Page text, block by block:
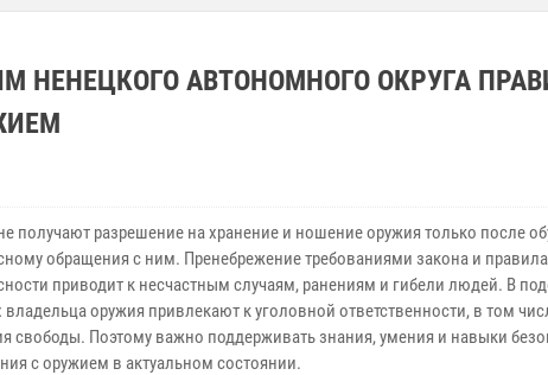
НЕНЕЦКОГО АВТОНОМНОГО ОКРУГА
получают разрешение на хранение и ношение оружия только после
обращения с ним. Пренебрежение требованиями закона и
приводит к несчастным случаям, ранениям и гибели людей. В
владельца оружия привлекают к уголовной ответственности, в том
свободы. Поэтому важно поддерживать знания, умения и навыки
с оружием в актуальном состоянии.